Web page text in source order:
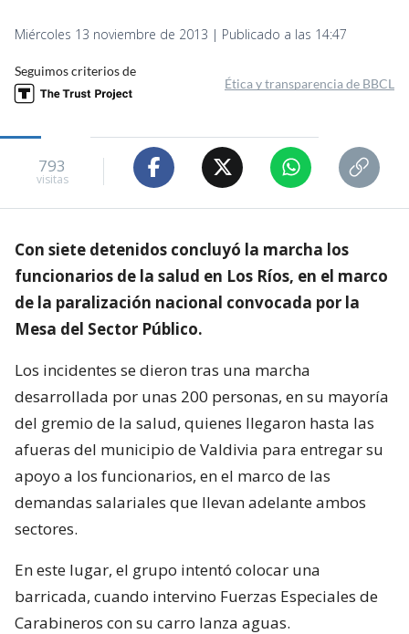
Miércoles 13 noviembre de 2013 | Publicado a las 14:47
Seguimos criterios de
Ética y transparencia de BBCL
793
visitas
Con siete detenidos concluyó la marcha los
funcionarios de la salud en Los Ríos, en el marco
de la paralización nacional convocada por la
Mesa del Sector Público.
Los incidentes se dieron tras una marcha
desarrollada por unas 200 personas, en su mayoría
del gremio de la salud, quienes llegaron hasta las
afueras del municipio de Valdivia para entregar su
apoyo a los funcionarios, en el marco de las
demandas salariales que llevan adelante ambos
sectores.
En este lugar, el grupo intentó colocar una
barricada, cuando intervino Fuerzas Especiales de
Carabineros con su carro lanza aguas.